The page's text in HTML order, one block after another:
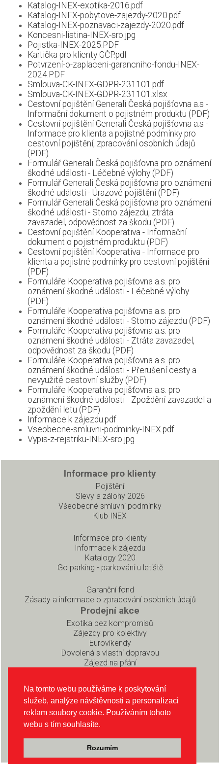
Na tomto webu používáme k poskytování
služeb, analýze návštěvnosti a personalizaci
reklam soubory cookie. Používáním tohoto
webu s tím souhlasíte.
Rozumím
Katalog-INEX-exotika-2016.pdf
Katalog-INEX-pobytove-zajezdy-2020.pdf
Katalog-INEX-poznavaci-zajezdy-2020.pdf
Koncesni-listina-INEX-sro.jpg
Pojistka-INEX-2025.PDF
Kartička pro klienty GČP.pdf
Potvrzení-o-zaplaceni-garancniho-fondu-INEX-
2024.PDF
Smlouva-CK-INEX-GDPR-231101.pdf
Smlouva-CK-INEX-GDPR-231101.xlsx
Cestovní pojištění Generali Česká pojišťovna a.s -
Informační dokument o pojistném produktu (PDF)
Cestovní pojištění Generali Česká pojišťovna a.s -
Informace pro klienta a pojistné podmínky pro
cestovní pojištění, zpracování osobních údajů
(PDF)
Formulář Generali Česká pojišťovna pro oznámení
škodné události - Léčebné výlohy (PDF)
Formulář Generali Česká pojišťovna pro oznámení
škodné události - Úrazové pojištění (PDF)
Formulář Generali Česká pojišťovna pro oznámení
škodné události - Storno zájezdu, ztráta
zavazadel, odpovědnost za škodu (PDF)
Cestovní pojištění Kooperativa - Informační
dokument o pojistném produktu (PDF)
Cestovní pojištění Kooperativa - Informace pro
klienta a pojistné podmínky pro cestovní pojištění
(PDF)
Formuláře Kooperativa pojišťovna a.s. pro
oznámení škodné události - Léčebné výlohy
(PDF)
Formuláře Kooperativa pojišťovna a.s. pro
oznámení škodné události - Storno zájezdu (PDF)
Formuláře Kooperativa pojišťovna a.s. pro
oznámení škodné události - Ztráta zavazadel,
odpovědnost za škodu (PDF)
Formuláře Kooperativa pojišťovna a.s. pro
oznámení škodné události - Přerušení cesty a
nevyužité cestovní služby (PDF)
Formuláře Kooperativa pojišťovna a.s. pro
oznámení škodné události - Zpoždění zavazadel a
zpoždění letu (PDF)
Informace k zájezdu.pdf
Vseobecne-smluvni-podminky-INEX.pdf
Vypis-z-rejstriku-INEX-sro.jpg
Informace pro klienty
Pojištění
Slevy a zálohy 2026
Všeobecné smluvní podmínky
Klub INEX
Informace pro klienty
Informace k zájezdu
Katalogy 2020
Go parking - parkování u letiště
Garanční fond
Zásady a informace o zpracování osobních údajů
Prodejní akce
Exotika bez kompromisů
Zájezdy pro kolektivy
Eurovíkendy
Dovolená s vlastní dopravou
Zájezd na přání
Rezervační systém pro prodejce
Soubory ke stažení
O CK INEX
Sledujte nás na Instagramu
Sledujte nás na Facebooku